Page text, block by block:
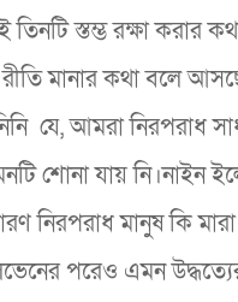
স্তম্ভ রক্ষা করার
মানার কথা বলে
যে, আমরা নিরপরাধ
শোনা যায় নি।নাইন
নিরপরাধ মানুষ কি
পরেও এমন